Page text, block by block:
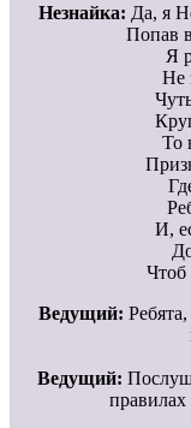
Незнайка: Да, я
Попав
Я
Не
То
И,
Чтоб
Ведущий:
Ведущий:
правилах